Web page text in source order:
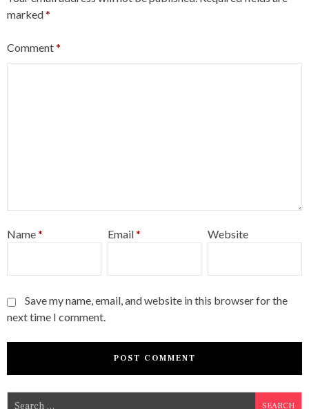
marked*
Comment*
Name* Email* Website
Save my name, email, and website in this browser for the
next time I comment.